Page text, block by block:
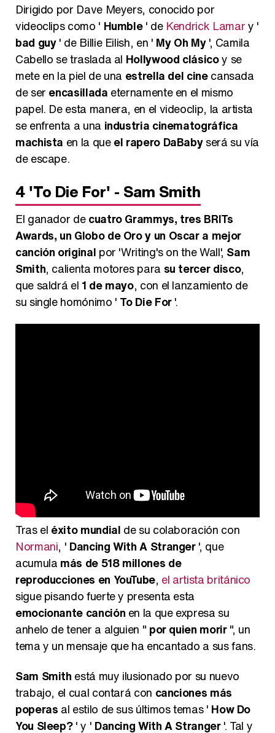
Dirigido por Dave Meyers, conocido por
videoclips como ' Humble' de Kendrick Lamary '
bad guy' de Billie Eilish, en ' My Oh My', Camila
Cabello se traslada al Hollywood clásicoy se
mete en la piel de una estrella del cinecansada
de ser encasillada eternamente en el mismo
papel. De esta manera, en el videoclip, la artista
se enfrenta a una industria cinematográfica
machista en la queel rapero DaBabyserá su vía
de escape.
4'To Die For' - Sam Smith
El ganador decuatro Grammys, tres BRITs
Awards, un Globo de Oro y un Oscar a mejor
canción original por 'Writing's on the Wall', Sam
Smith, calienta motores para su tercer disco,
que saldrá el 1 de mayo, con el lanzamiento de
su single homónimo ' To Die For'.
Tras el éxito mundial de su colaboración con
Normani, ' Dancing With A Stranger', que
acumula más de 518 millones de
reproducciones en YouTube, el artista británico
sigue pisando fuerte y presenta esta
emocionante canción en la que expresa su
anhelo de tener a alguien " por quien morir", un
tema y un mensaje que ha encantado a sus fans.
Sam Smith está muy ilusionado por su nuevo
trabajo, el cual contará con canciones más
poperas al estilo de sus últimos temas ' How Do
You Sleep?' y ' Dancing With A Stranger'. Tal y